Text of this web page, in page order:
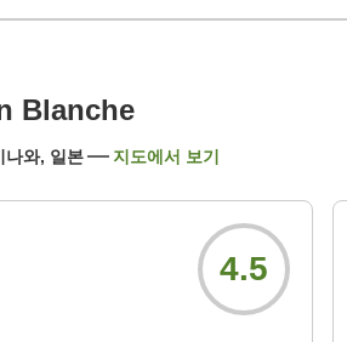
Blanche
나와, 일본 지도에서 보기
4.5